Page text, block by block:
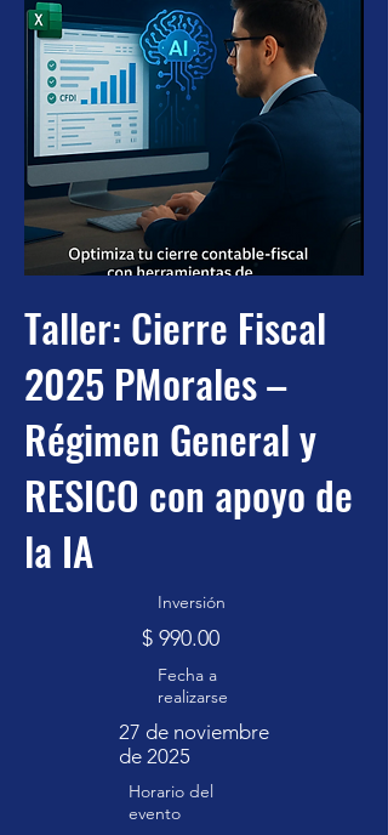
Taller: Cierre Fiscal
2025 PMorales –
Régimen General y
RESICO con apoyo de
la IA
Inversión
$ 990.00
Fecha a
realizarse
27 de noviembre
de 2025
Horario del
evento